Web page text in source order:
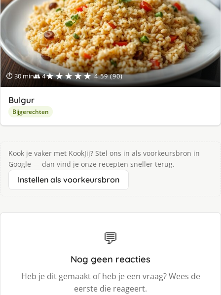
⏱ 30 min👥 4★★★★★ 4.59 (90)
Bulgur
Bijgerechten
Kook je vaker met KookJij? Stel ons in als voorkeursbron in
Google — dan vind je onze recepten sneller terug.
Instellen als voorkeursbron
💬
Nog geen reacties
Heb je dit gemaakt of heb je een vraag? Wees de
eerste die reageert.